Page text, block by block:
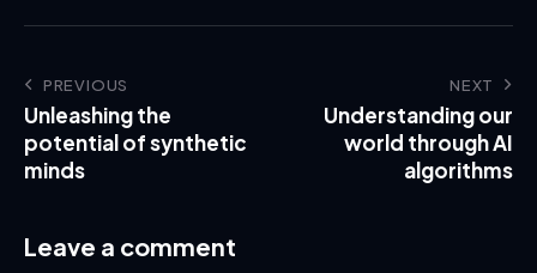
Post
navigation
PREVIOUS
Unleashing the
potential of synthetic
minds
NEXT
Understanding our
world through AI
algorithms
Leave a comment